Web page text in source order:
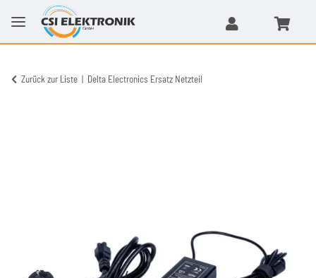
Zurück zur Liste Delta Electronics Ersatz Netzteil